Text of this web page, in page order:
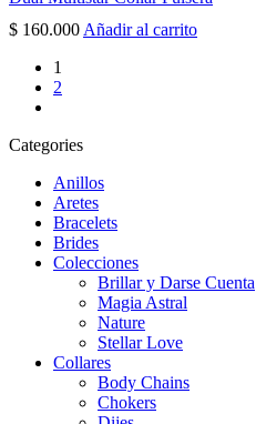
$ 160.000 Añadir al carrito
1
2
Categories
Anillos
Aretes
Bracelets
Brides
Colecciones
Brillar y Darse Cuenta
Magia Astral
Nature
Stellar Love
Collares
Body Chains
Chokers